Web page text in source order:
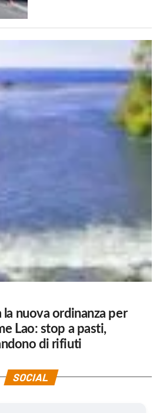
la nuova ordinanza per
Lao: stop a pasti,
di rifiuti
SOCIAL